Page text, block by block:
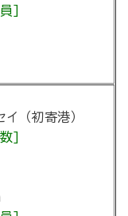
]
イ（初寄港）
]